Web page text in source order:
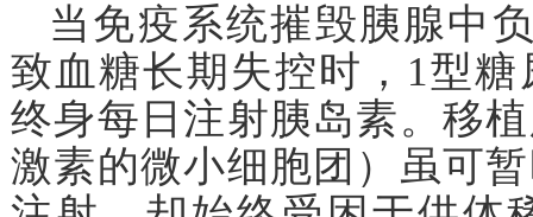
当免疫系统摧毁胰腺中
致血糖长期失控时，1型
终身每日注射胰岛素。移
激素的微小细胞团）虽可